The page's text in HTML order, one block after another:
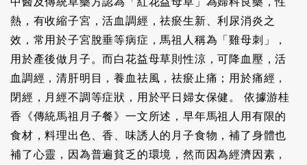
熱，有收縮子宮，活血調經，祛瘀生新、利尿消炎之
效，常用於子宮脫垂等病症，馬祖人稱為「雞母刺」，
用於產後做月子。而白花益母草則性涼，可降血壓，活
血調經，清肝明目，養血祛風，祛瘀止痛；用於痛經，
閉經，月經不調等症狀，用於平日婦女保健。 依據游桂
香《傳統馬祖月子餐》一文所述，早年馬祖人用有限的
食材，料理出色、香、味誘人的月子食物，補了身體也
補了心靈，因為普遍貧乏的環境，然而因為經濟因素，